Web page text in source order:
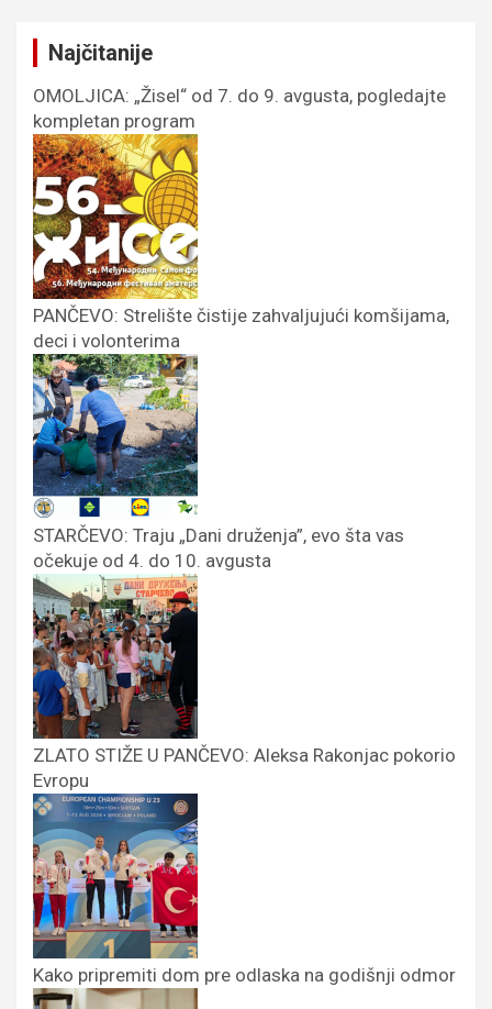
Najčitanije
OMOLJICA: „Žisel“ od 7. do 9. avgusta, pogledajte
kompletan program
PANČEVO: Strelište čistije zahvaljujući komšijama,
deci i volonterima
STARČEVO: Traju „Dani druženja”, evo šta vas
očekuje od 4. do 10. avgusta
ZLATO STIŽE U PANČEVO: Aleksa Rakonjac pokorio
Evropu
Kako pripremiti dom pre odlaska na godišnji odmor